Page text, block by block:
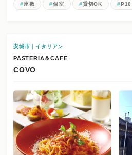
座敷 個室 貸切OK P10
安城市｜イタリアン
PASTERIA＆CAFE
COVO